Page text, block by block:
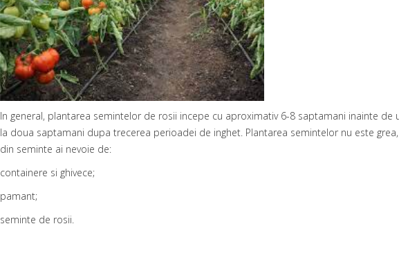
In general, plantarea semintelor de rosii incepe cu aproximativ 6-8 saptamani inainte de
la doua saptamani dupa trecerea perioadei de inghet. Plantarea semintelor nu este
din seminte ai nevoie de:
containere si ghivece;
pamant;
seminte de rosii.